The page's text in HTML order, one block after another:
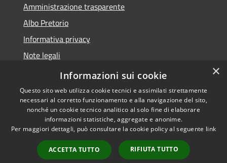
Amministrazione trasparente
Albo Pretorio
Informativa privacy
Note legali
Dichiarazione di accessibilità
Accessibilità
Copyright © 2026 • Comune di
Martignana di Po • Powered by
Municipium•
Accesso
redazione
×
Informazioni sui cookie
Questo sito web utilizza cookie tecnici e assimilati strettamente
necessari al corretto funzionamento e alla navigazione del sito,
nonché un cookie tecnico analitico al solo fine di elaborare
informazioni statistiche, aggregate e anonime.
Per maggiori dettagli, può consultare la cookie policy al seguente link
ACCETTA TUTTO RIFIUTA TUTTO